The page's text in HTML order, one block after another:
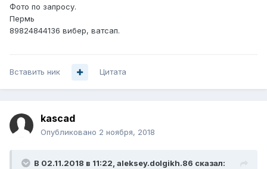
Фото по запросу.
Пермь
89824844136 вибер, ватсап.
Вставить ник Цитата
kascad
Опубликовано 2 ноября, 2018
В 02.11.2018 в 11:22, aleksey.dolgikh.86 сказал: